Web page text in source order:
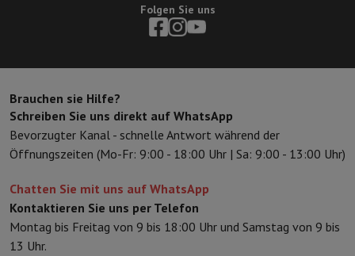
Folgen Sie uns
Brauchen sie Hilfe?
Schreiben Sie uns direkt auf WhatsApp
Bevorzugter Kanal - schnelle Antwort während der
Öffnungszeiten (Mo-Fr: 9:00 - 18:00 Uhr | Sa: 9:00 - 13:00 Uhr)
Chatten Sie mit uns auf WhatsApp
Kontaktieren Sie uns per Telefon
Montag bis Freitag von 9 bis 18:00 Uhr und Samstag von 9 bis
13 Uhr.